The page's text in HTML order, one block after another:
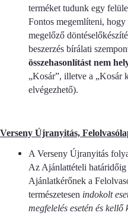
terméket tudunk egy
Fontos megemlíteni, hogy
megelőző
beszerzés bírálati
összehasonlítást nem
„Kosár”, illetve a „Kosár
elvégezhető).
Verseny Újranyitás,
A Verseny Újranyitás
Az Ajánlattételi
Ajánlatkérőnek a
természetesen indokolt
megfelelés esetén és